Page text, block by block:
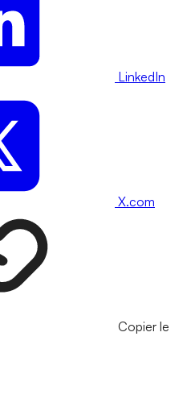
LinkedIn
X.com
Copier le